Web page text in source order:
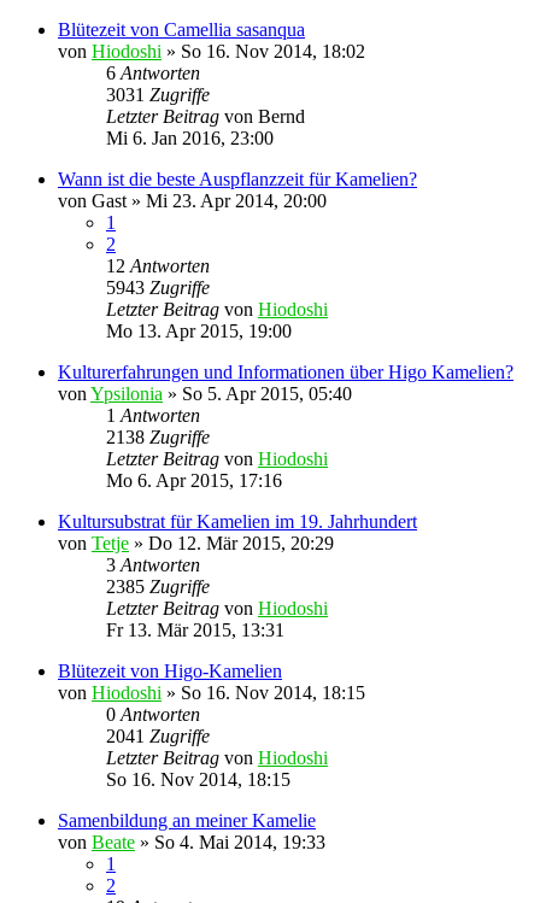
Blütezeit von Camellia sasanqua
von Hiodoshi » So 16. Nov 2014, 18:02
6 Antworten
3031 Zugriffe
Letzter Beitrag von Bernd
Mi 6. Jan 2016, 23:00
Wann ist die beste Auspflanzzeit für Kamelien?
von Gast » Mi 23. Apr 2014, 20:00
1
2
12 Antworten
5943 Zugriffe
Letzter Beitrag von Hiodoshi
Mo 13. Apr 2015, 19:00
Kulturerfahrungen und Informationen über Higo Kamelien?
von Ypsilonia » So 5. Apr 2015, 05:40
1 Antworten
2138 Zugriffe
Letzter Beitrag von Hiodoshi
Mo 6. Apr 2015, 17:16
Kultursubstrat für Kamelien im 19. Jahrhundert
von Tetje » Do 12. Mär 2015, 20:29
3 Antworten
2385 Zugriffe
Letzter Beitrag von Hiodoshi
Fr 13. Mär 2015, 13:31
Blütezeit von Higo-Kamelien
von Hiodoshi » So 16. Nov 2014, 18:15
0 Antworten
2041 Zugriffe
Letzter Beitrag von Hiodoshi
So 16. Nov 2014, 18:15
Samenbildung an meiner Kamelie
von Beate » So 4. Mai 2014, 19:33
1
2